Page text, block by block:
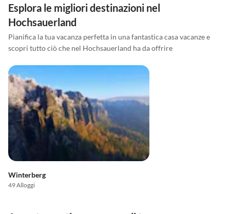
Esplora le migliori destinazioni nel
Hochsauerland
Pianifica la tua vacanza perfetta in una fantastica casa vacanze e
scopri tutto ciò che nel Hochsauerland ha da offrire
Winterberg
49 Alloggi